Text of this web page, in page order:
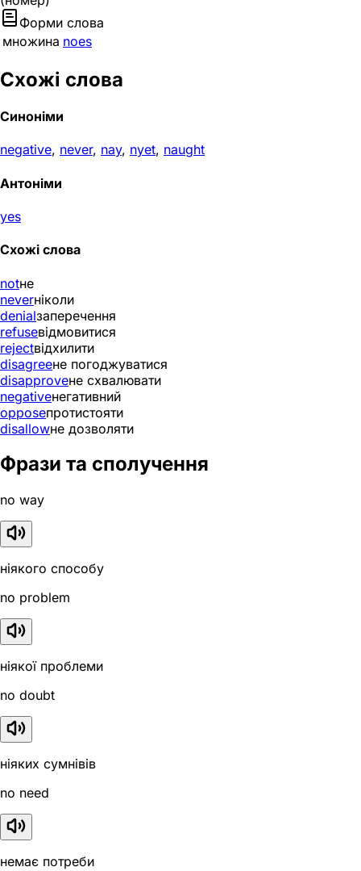
Форми слова
множина noes
Схожі слова
Синоніми
negative, never, nay, nyet, naught
Антоніми
yes
Схожі слова
notне
neverніколи
denialзаперечення
refuseвідмовитися
rejectвідхилити
disagreeне погоджуватися
disapproveне схвалювати
negativeнегативний
opposeпротистояти
disallowне дозволяти
Фрази та сполучення
no way
ніякого способу
no problem
ніякої проблеми
no doubt
ніяких сумнівів
no need
немає потреби